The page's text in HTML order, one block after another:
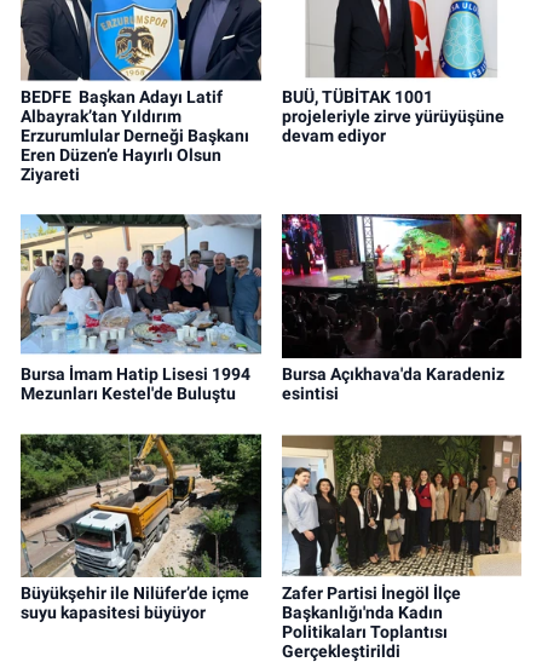
BEDFE Başkan Adayı Latif
Albayrak’tan Yıldırım
Erzurumlular Derneği Başkanı
Eren Düzen’e Hayırlı Olsun
Ziyareti
BUÜ, TÜBİTAK 1001
projeleriyle zirve yürüyüşüne
devam ediyor
Bursa İmam Hatip Lisesi 1994
Mezunları Kestel'de Buluştu
Bursa Açıkhava'da Karadeniz
esintisi
Büyükşehir ile Nilüfer’de içme
suyu kapasitesi büyüyor
Zafer Partisi İnegöl İlçe
Başkanlığı'nda Kadın
Politikaları Toplantısı
Gerçekleştirildi